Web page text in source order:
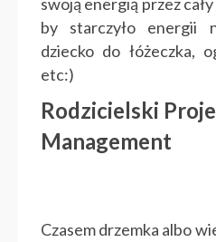
by starczyło energii
dziecko do łóżeczka,
etc:)
Rodzicielski
Management
Czasem drzemka albo